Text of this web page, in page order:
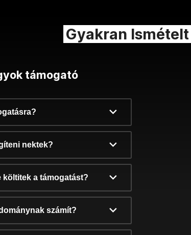
Gyakran
támogató
nektek?
költitek a támogatást?
számít?